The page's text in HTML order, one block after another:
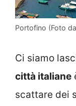
Portofino (Foto
Ci siamo
città italiane
scattare dei